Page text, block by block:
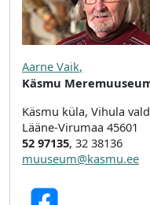
Aarne Vaik,
Käsmu
Käsmu küla, Vihula
Lääne-Virumaa 45601
52 97135, 32 38136
muuseum@kasmu.ee